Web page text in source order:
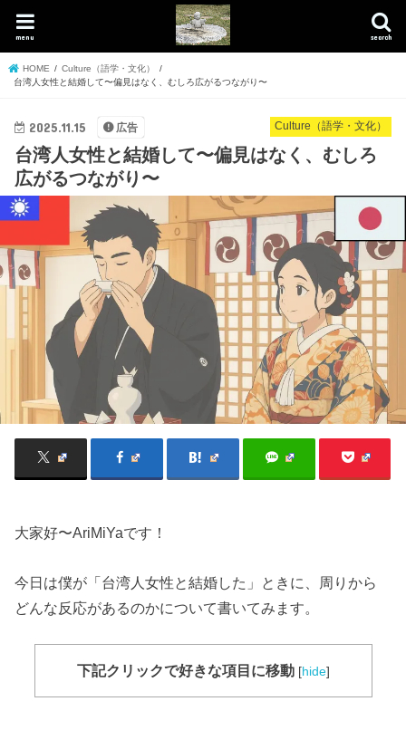
search
menu
HOME
Culture（語学・文化）
台湾人女性と結婚して〜偏見はなく、むしろ広がるつながり〜
Culture（語学・文化）
2025.11.15 広告
台湾人女性と結婚して〜偏見はなく、むしろ
広がるつながり〜
大家好〜AriMiYaです！
今日は僕が「台湾人女性と結婚した」ときに、周りから
どんな反応があるのかについて書いてみます。
下記クリックで好きな項目に移動 [hide]